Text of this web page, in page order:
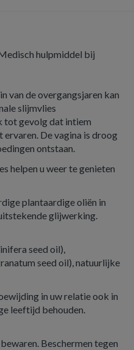
hulpmiddel bij
van de overgangsjaren kan
slijmvlies
tot gevolg dat intiem
De vagina is droog
ontstaan.
helpen u weer te genieten
plantaardige oliën in
glijwerking.
seed oil),
seed oil), natuurlijke
in uw relatie ook in
leeftijd behouden.
Beschermen tegen